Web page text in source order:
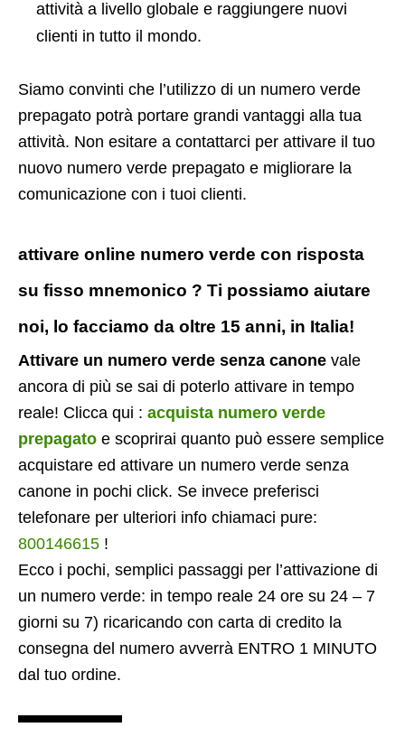
attività a livello globale e raggiungere nuovi
clienti in tutto il mondo.
Siamo convinti che l’utilizzo di un numero verde
prepagato potrà portare grandi vantaggi alla tua
attività. Non esitare a contattarci per attivare il tuo
nuovo numero verde prepagato e migliorare la
comunicazione con i tuoi clienti.
attivare online numero verde con risposta
su fisso mnemonico ? Ti possiamo aiutare
noi, lo facciamo da oltre 15 anni, in Italia!
Attivare un numero verde senza canone vale
ancora di più se sai di poterlo attivare in tempo
reale! Clicca qui : acquista numero verde
prepagato e scoprirai quanto può essere semplice
acquistare ed attivare un numero verde senza
canone in pochi click. Se invece preferisci
telefonare per ulteriori info chiamaci pure:
800146615 !
Ecco i pochi, semplici passaggi per l’attivazione di
un numero verde: in tempo reale 24 ore su 24 – 7
giorni su 7) ricaricando con carta di credito la
consegna del numero avverrà ENTRO 1 MINUTO
dal tuo ordine.